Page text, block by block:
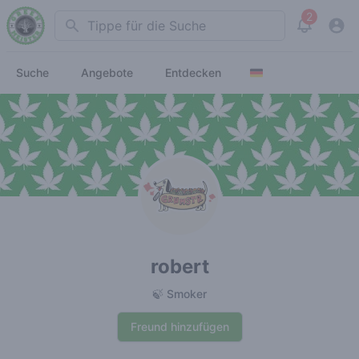
Search 2
View
Suche Angebote Entdecken
robert
🍃 Smoker
Freund hinzufügen